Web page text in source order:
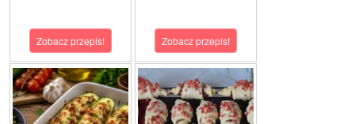
Zobacz przepis! Zobacz przepis!